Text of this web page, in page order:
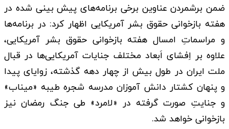
ضمن برشمردن عناوین برخی برنامه‌های پیش بینی شده در
هفته بازخوانی حقوق بشر آمریکایی اظهار کرد: در برنامه‌ها
و مراسماتِ امسال هفته بازخوانی حقوق بشر آمریکایی،
علاوه بر اِفشای اَبعاد مختلف جنایات آمریکایی‌ها در قبال
ملت ایران در طول بیش از چهار دهه گذشته، زوایای پیدا
و پنهان کشتار دانش آموزان مدرسه شجره طیبه «میناب»
و جنایتِ صورت گرفته در «لامرد» طی جنگ رمضان نیز
بازخوانی خواهد شد.